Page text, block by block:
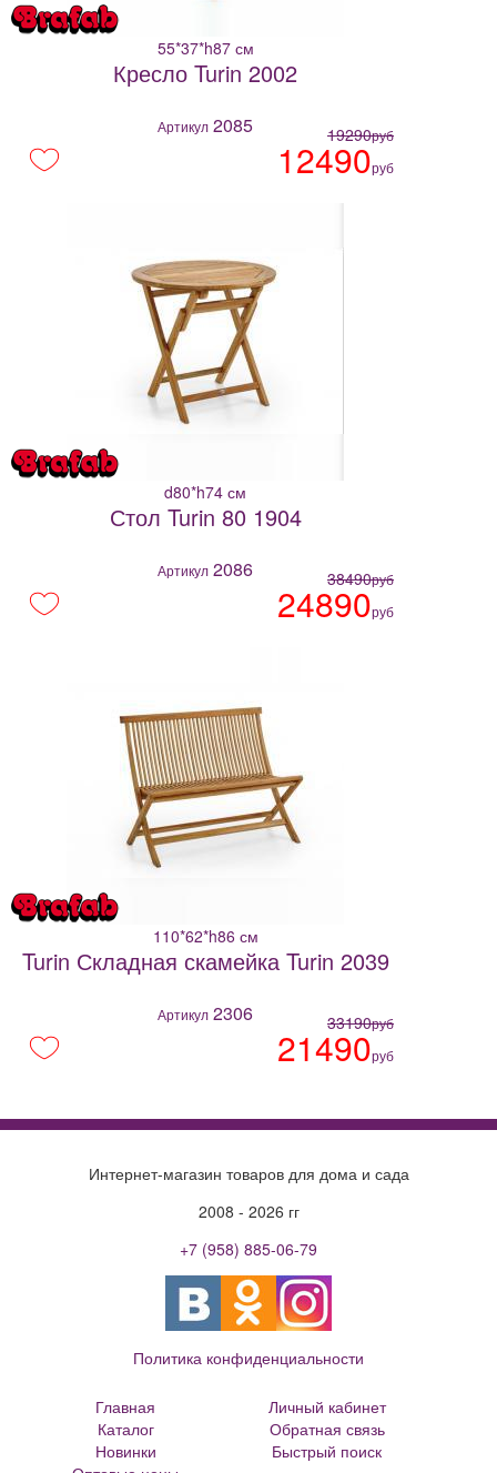
55*37*h87 см
Кресло Turin 2002
Артикул 2085 19290руб
12490руб
d80*h74 см
Стол Turin 80 1904
Артикул 2086 38490руб
24890руб
110*62*h86 см
Turin Складная скамейка Turin 2039
Артикул 2306 33190руб
21490руб
Интернет-магазин товаров для дома и сада
2008 - 2026 гг
+7 (958) 885-06-79
Политика конфиденциальности
Главная
Каталог
Новинки
Личный кабинет
Обратная связь
Быстрый поиск